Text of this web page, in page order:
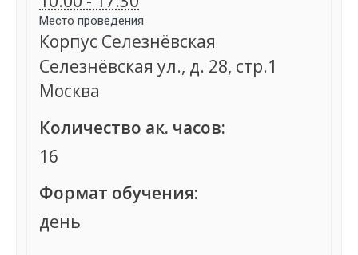
Место проведения
Корпус Селезнёвская
Селезнёвская ул., д. 28, стр.1
Москва
Количество ак. часов:
16
Формат обучения:
день